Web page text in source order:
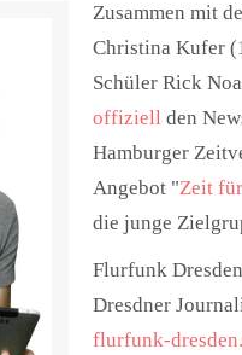
Zusammen mit
Christina Kufer
Schüler Rick
offiziell den
Hamburger
Angebot "Zeit
die junge
Flurfunk
Dresdner
flurfunk-